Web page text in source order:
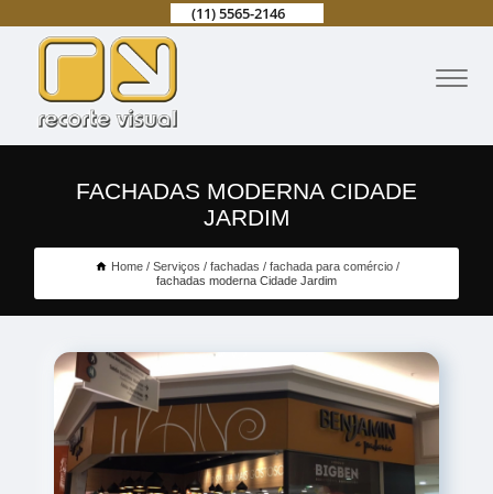
(11) 5565-2146
FACHADAS MODERNA CIDADE
JARDIM
Home Serviços fachadas
fachada para comércio
fachadas moderna Cidade Jardim